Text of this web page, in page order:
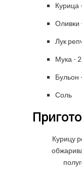
Курица
Оливки
Лук
Мука -
Бульон
Соль
Курицу